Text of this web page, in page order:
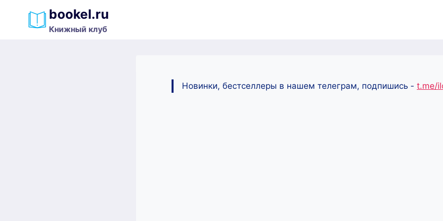
содержимому
bookel.ru
Книжный клуб
Новинки, бестселлеры в нашем телеграм, подпишись - t.me/